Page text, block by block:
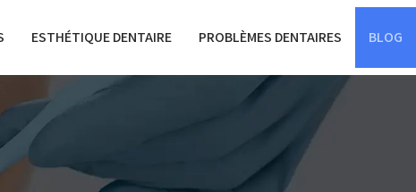
ESTHÉTIQUE DENTAIRE PROBLÈMES DENTAIRES BLOG